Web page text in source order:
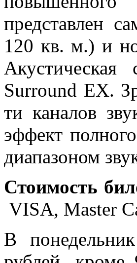
представлен
120 кв. м.) и
Surround EX.
ти каналов
эффект
диапазоном
Стоимость
VISA, Master
В